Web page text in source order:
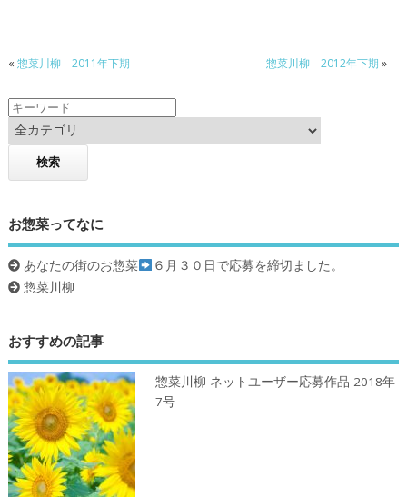
o
k
« 惣菜川柳 2011年下期 惣菜川柳 2012年下期 »
お惣菜ってなに
あなたの街のお惣菜
６月３０日で応募を締切ました。
惣菜川柳
おすすめの記事
惣菜川柳 ネットユーザー応募作品-2018年
7号